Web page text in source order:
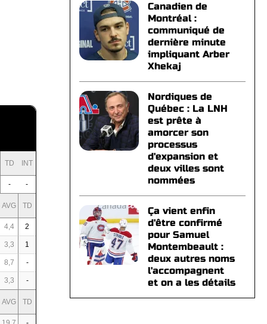
TD INT
- -
AVG TD
4,4 2
3,3 1
8,7 -
3,3 -
AVG TD
Canadien de
Montréal :
communiqué de
dernière minute
impliquant Arber
Xhekaj
Nordiques de
Québec : La LNH
est prête à
amorcer son
processus
d'expansion et
deux villes sont
nommées
Ça vient enfin
d'être confirmé
pour Samuel
Montembeault :
deux autres noms
l'accompagnent
et on a les détails